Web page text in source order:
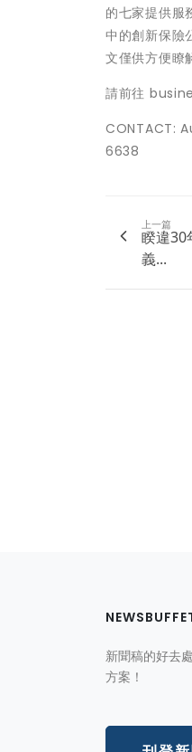
的七家提供服
中的創新保險
文僅供方便瞭
請前往
CONTACT:
6638
上一篇
睽違30
義...
新聞稿的好去
方案！